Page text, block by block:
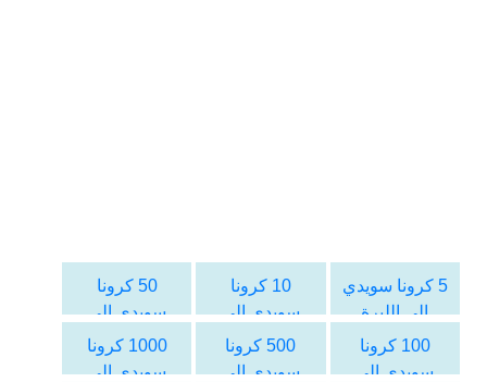
5 كرونا سويدي
الى الليرة
اللبنانية
10 كرونا
سويدي الى
الليرة اللبنانية
50 كرونا
سويدي الى
الليرة اللبنانية
100 كرونا
سويدي الى
500 كرونا
سويدي الى
1000 كرونا
سويدي الى